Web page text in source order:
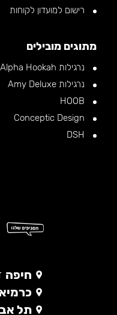
רישום למועדון לקוחות
מתוגים מובילים
נרגילות Alpha Hookah
נרגילות Amy Deluxe
חיפה
תל